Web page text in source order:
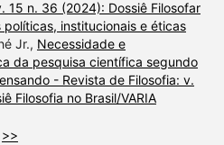
15 n. 36 (2024): Dossiê Filosofar
políticas, institucionais e éticas
Jr., Necessidade e
da pesquisa científica segundo
- Revista de Filosofia: v.
Filosofia no Brasil/VARIA
>>